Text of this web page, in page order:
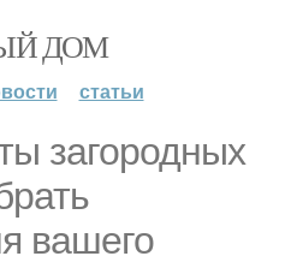
ДОМ
статьи
загородных
вашего